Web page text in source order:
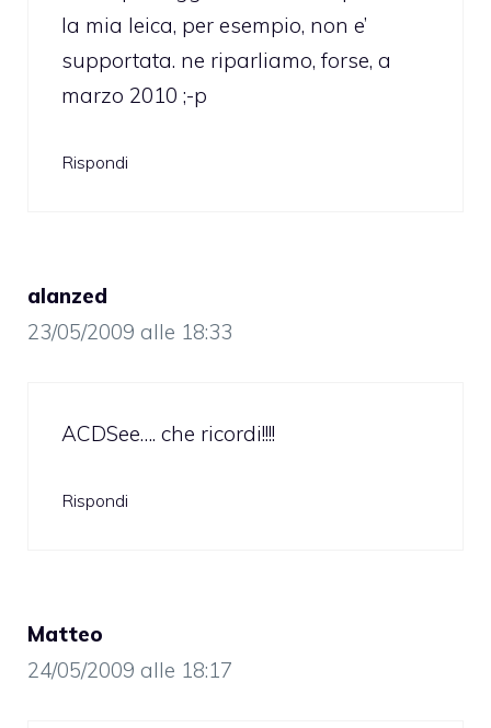
la mia leica, per esempio, non e’
supportata. ne riparliamo, forse, a
marzo 2010 ;-p
Rispondi
alanzed
23/05/2009 alle 18:33
ACDSee…. che ricordi!!!!
Rispondi
Matteo
24/05/2009 alle 18:17